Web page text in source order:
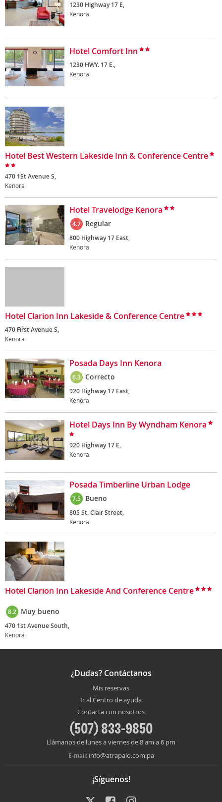
1230 Highway 17 E,
Kenora
Hotel Comfort Inn
1230 HWY. 17 E.,
Kenora
Hotel Best Western Lakeside Inn & Conference Centre
470 1St Avenue S,
Kenora
Hotel Travelodge Kenora
4.7 Regular
800 Highway 17 East,
Kenora
Hotel Clarion Inn Lakeside & Conference Centre
470 First Avenue S,
Kenora
Posada Days Inn Kenora
6.3 Correcto
920 Highway 17 East,
Kenora
Hotel Days Inn By Wyndham Kenora
920 Highway 17 E,
Kenora
Posada Timberline Urban Lodge
7.5 Bueno
805 St. Clair Street,
Kenora
Hotel Clarion Inn Lakeside And Conference Centre
8.2 Muy bueno
470 1st Avenue South,
Kenora
¿Dudas? Contáctanos
Mis reservas
Ir al Centro de ayuda
Contacta con nosotros
(507) 833-9850
Llámanos de lunes a viernes de 8 am a 6 pm
E-mail: info@atrapalo.com.pa
¡Síguenos!